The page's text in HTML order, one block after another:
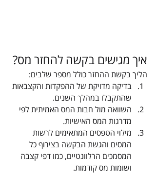
איך מגישים בקשה להחזר מס?
הליך בקשת ההחזר כולל מספר שלבים:
בדיקה מדויקת של ההפקדות והקצבאות
שהתקבלו במהלך השנים.
השוואה מול חבות המס האמיתית לפי
מדרגות המס האישיות.
מילוי הטפסים המתאימים לרשות
המסים והגשת הבקשה בצירוף כל
המסמכים הרלוונטיים, כמו דפי קצבה
ושומות מס קודמות.